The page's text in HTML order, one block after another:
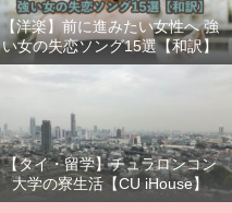
【洋楽】前に進みたい女性へ 強
い女の失恋ソング15選【和訳】
【タイ・留学】チュラロンコン
大学の寮生活【CU iHouse】